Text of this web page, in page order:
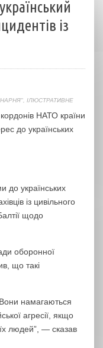
із
ІЛЮСТРАТИВНЕ
НАТО країни
до українських
до українських
із цивільного
щодо
оборонної
що такі
намагаються
агресії, якщо
людей”, — сказав